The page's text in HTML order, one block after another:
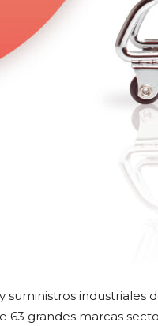
industriales
63 grandes marcas